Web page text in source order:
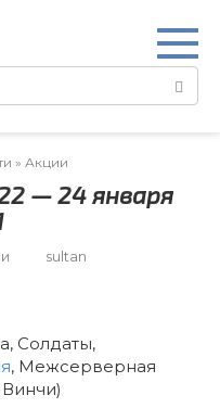
» Акции
— 24 января
sultan
Солдаты,
, Межсерверная